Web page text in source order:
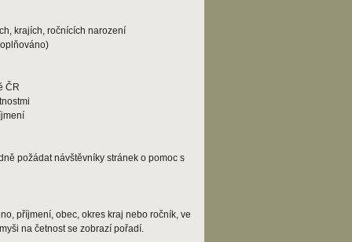
krajích, ročnících narození
ČR
požádat návštěvníky stránek o pomoc s
příjmení, obec, okres kraj nebo ročník, ve
na četnost se zobrazí pořadí.